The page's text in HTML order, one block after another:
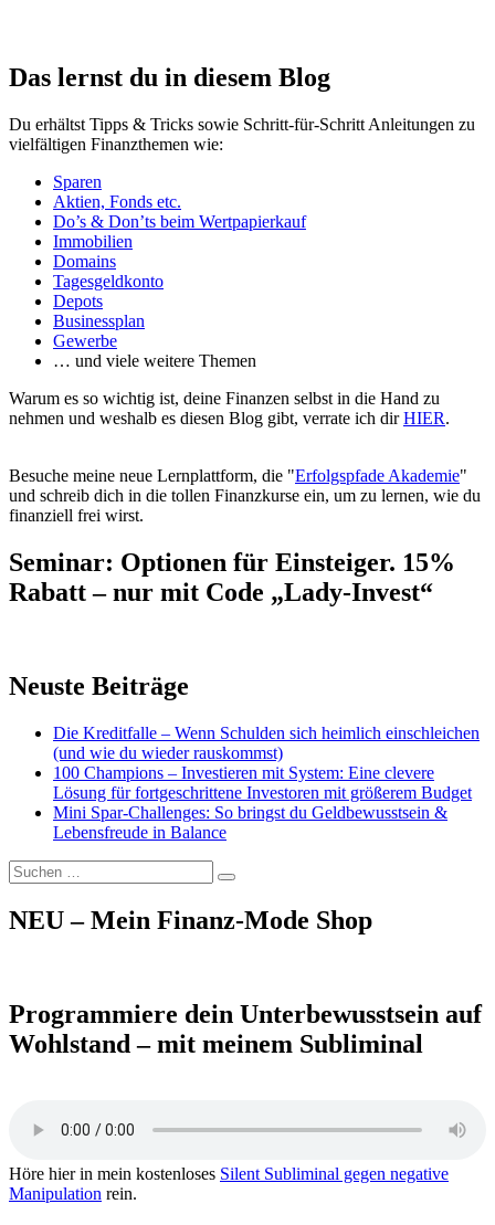
Das lernst du in diesem Blog
Du erhältst Tipps & Tricks sowie Schritt-für-Schritt Anleitungen zu
vielfältigen Finanzthemen wie:
Sparen
Aktien, Fonds etc.
Do’s & Don’ts beim Wertpapierkauf
Immobilien
Domains
Tagesgeldkonto
Depots
Businessplan
Gewerbe
… und viele weitere Themen
Warum es so wichtig ist, deine Finanzen selbst in die Hand zu
nehmen und weshalb es diesen Blog gibt, verrate ich dirHIER.
Besuche meine neue Lernplattform, die "Erfolgspfade Akademie"
und schreib dich in die tollen Finanzkurse ein, um zu lernen, wie du
finanziell frei wirst.
Seminar: Optionen für Einsteiger. 15%
Rabatt – nur mit Code „Lady-Invest“
Neuste Beiträge
Die Kreditfalle – Wenn Schulden sich heimlich einschleichen
(und wie du wieder rauskommst)
100 Champions – Investieren mit System: Eine clevere
Lösung für fortgeschrittene Investoren mit größerem Budget
Mini Spar-Challenges: So bringst du Geldbewusstsein &
Lebensfreude in Balance
Suchen
nach:
Suchen
NEU – Mein Finanz-Mode Shop
Programmiere dein Unterbewusstsein auf
Wohlstand – mit meinem Subliminal
Höre hier in mein kostenloses Silent Subliminal gegen negative
Manipulation rein.